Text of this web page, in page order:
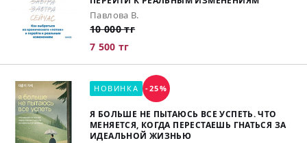
Павлова В.
10 000 тг
7 500 тг
НОВИНКА -25%
Я БОЛЬШЕ НЕ ПЫТАЮСЬ ВСЕ УСПЕТЬ. ЧТО
МЕНЯЕТСЯ, КОГДА ПЕРЕСТАЕШЬ ГНАТЬСЯ ЗА
ИДЕАЛЬНОЙ ЖИЗНЬЮ